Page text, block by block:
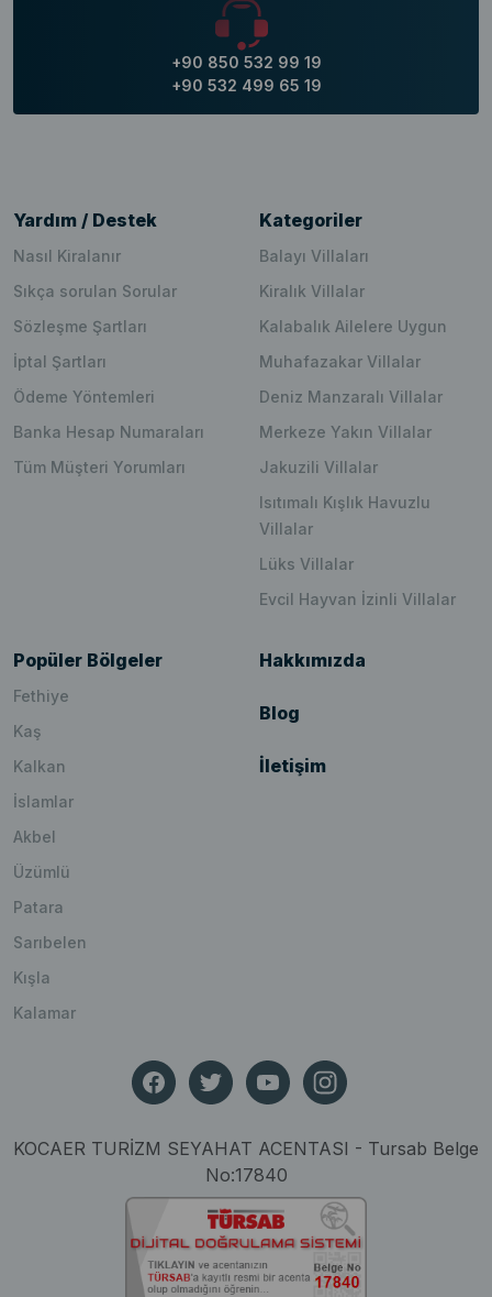
+90 850 532 99 19
+90 532 499 65 19
Yardım / Destek
Nasıl Kiralanır
Sıkça sorulan Sorular
Sözleşme Şartları
İptal Şartları
Ödeme Yöntemleri
Banka Hesap Numaraları
Tüm Müşteri Yorumları
Kategoriler
Balayı Villaları
Kiralık Villalar
Kalabalık Ailelere Uygun
Muhafazakar Villalar
Deniz Manzaralı Villalar
Merkeze Yakın Villalar
Jakuzili Villalar
Isıtımalı Kışlık Havuzlu
Villalar
Lüks Villalar
Evcil Hayvan İzinli Villalar
Popüler Bölgeler
Fethiye
Kaş
Kalkan
İslamlar
Akbel
Üzümlü
Patara
Sarıbelen
Kışla
Kalamar
Hakkımızda
Blog
İletişim
KOCAER TURİZM SEYAHAT ACENTASI - Tursab Belge
No:17840